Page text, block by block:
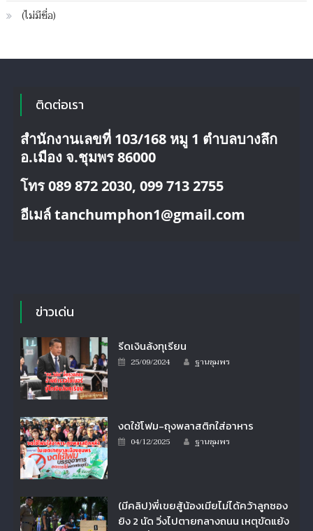
(ไม่มีชื่อ)
ติดต่อเรา
สำนักงานเลขที่ 103/168 หมู 1 ตำบลบางลึก
อ.เมือง จ.ชุมพร 86000
โทร 089 872 2030, 099 713 2755
อีเมล์ tanchumphon1@gmail.com
ข่าวเด่น
รีดเงินล้งทุเรียน
Posted
25/09/2024 Author
ฐานชุมพร
งดใช้โฟม-ถุงพลาสติกใส่อาหาร
Posted
04/12/2025 Author
ฐานชุมพร
(มีคลิป)พี่เขยสู้น้องเมียไม่ได้คว้าลูกซอง
ยิง 2 นัด วิ่งไปตายกลางถนน เหตุขัดแย้ง